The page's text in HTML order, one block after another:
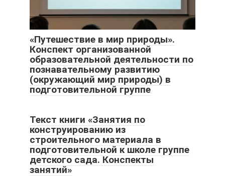
«Путешествие в мир природы».
Конспект организованной
образовательной деятельности по
познавательному развитию
(окружающий мир природы) в
подготовительной группе
Текст книги «Занятия по
конструированию из
строительного материала в
подготовительной к школе группе
детского сада. Конспекты
занятий»